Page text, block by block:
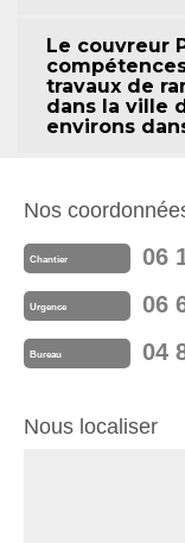
Le couvreur
travaux de
dans la ville
environs
Nos
Chantier 06
Urgence 06
Bureau 04
Nous localiser